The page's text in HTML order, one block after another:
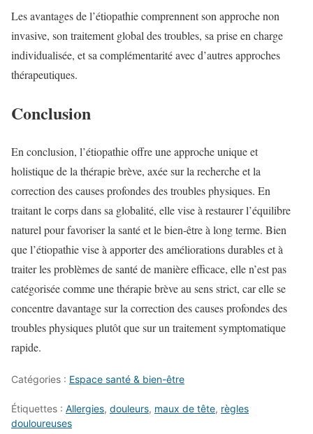
Les avantages de l’étiopathie comprennent son approche non
invasive, son traitement global des troubles, sa prise en charge
individualisée, et sa complémentarité avec d’autres approches
thérapeutiques.
Conclusion
En conclusion, l’étiopathie offre une approche unique et
holistique de la thérapie brève, axée sur la recherche et la
correction des causes profondes des troubles physiques. En
traitant le corps dans sa globalité, elle vise à restaurer l’équilibre
naturel pour favoriser la santé et le bien-être à long terme. Bien
que l’étiopathie vise à apporter des améliorations durables et à
traiter les problèmes de santé de manière efficace, elle n’est pas
catégorisée comme une thérapie brève au sens strict, car elle se
concentre davantage sur la correction des causes profondes des
troubles physiques plutôt que sur un traitement symptomatique
rapide.
Catégories : Espace santé & bien-être
Étiquettes : Allergies, douleurs, maux de tête, règles
douloureuses